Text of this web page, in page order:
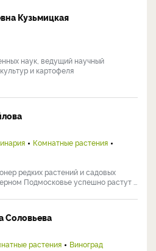
Кузьмицкая
наук, ведущий научный
и картофеля
Комнатные растения
редких растений и садовых
Подмосковье успешно растут ...
Соловьева
растения
Виноград